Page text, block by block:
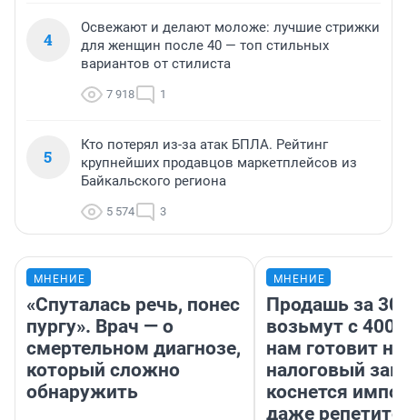
4
Освежают и делают моложе: лучшие стрижки
для женщин после 40 — топ стильных
вариантов от стилиста
7 918 1
5
Кто потерял из-за атак БПЛА. Рейтинг
крупнейших продавцов маркетплейсов из
Байкальского региона
5 574 3
МНЕНИЕ
«Спуталась речь, понес
пургу». Врач — о
смертельном диагнозе,
который сложно
обнаружить
МНЕНИЕ
Продашь за
возьмут с
нам готовит
налоговый
коснется
даже